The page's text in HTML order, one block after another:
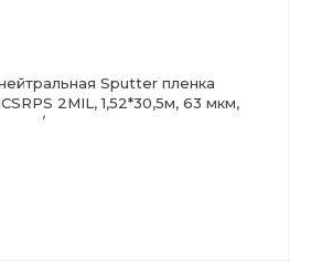
Sputter пленка
2MIL, 1,52*30,5м, 63 мкм,
хром